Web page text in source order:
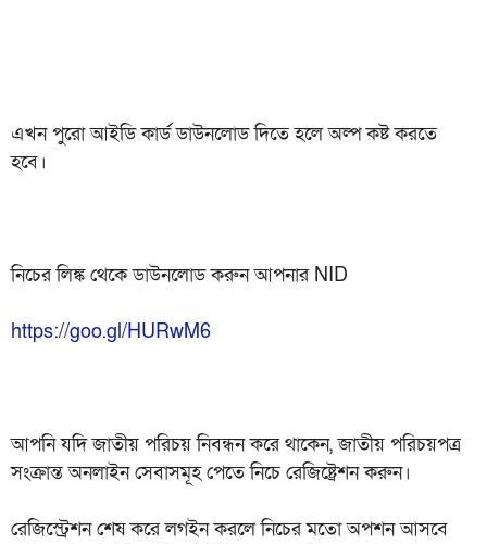
এখন পুরো আইডি কার্ড ডাউনলোড দিতে হলে অল্প কষ্ট করতে
হবে।
নিচের লিঙ্ক থেকে ডাউনলোড করুন আপনার NID
https://goo.gl/HURwM6
আপনি যদি জাতীয় পরিচয় নিবন্ধন করে থাকেন, জাতীয় পরিচয়পত্র
সংক্রান্ত অনলাইন সেবাসমূহ পেতে নিচে রেজিষ্ট্রেশন করুন।
রেজিস্ট্রেশন শেষ করে লগইন করলে নিচের মতো অপশন আসবে